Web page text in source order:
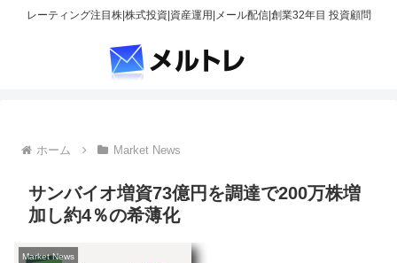
レーティング注目株|株式投資|資産運用|メール配信|創業32年目 投資顧問
ホーム Market News
サンバイオ増資73億円を調達で200万株増
加し約4％の希薄化
Market News